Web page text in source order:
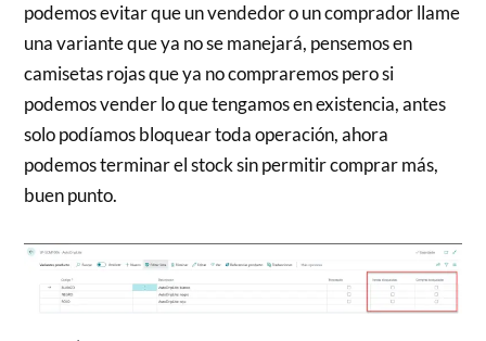
podemos evitar que un vendedor o un comprador llame
una variante que ya no se manejará, pensemos en
camisetas rojas que ya no compraremos pero si
podemos vender lo que tengamos en existencia, antes
solo podíamos bloquear toda operación, ahora
podemos terminar el stock sin permitir comprar más,
buen punto.